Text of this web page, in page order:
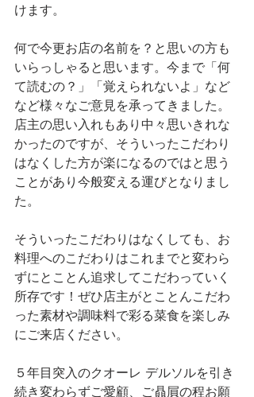
けます。
何で今更お店の名前を？と思いの方も
いらっしゃると思います。今まで「何
て読むの？」「覚えられないよ」など
など様々なご意見を承ってきました。
店主の思い入れもあり中々思いきれな
かったのですが、そういったこだわり
はなくした方が楽になるのではと思う
ことがあり今般変える運びとなりまし
た。
そういったこだわりはなくしても、お
料理へのこだわりはこれまでと変わら
ずにとことん追求してこだわっていく
所存です！ぜひ店主がとことんこだわ
った素材や調味料で彩る菜食を楽しみ
にご来店ください。
５年目突入のクオーレ デルソルを引き
続き変わらずご愛顧、ご贔屓の程お願